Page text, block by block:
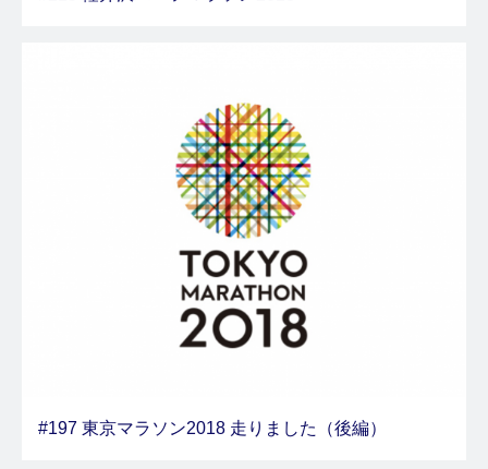
#197 東京マラソン2018 走りました（後編）